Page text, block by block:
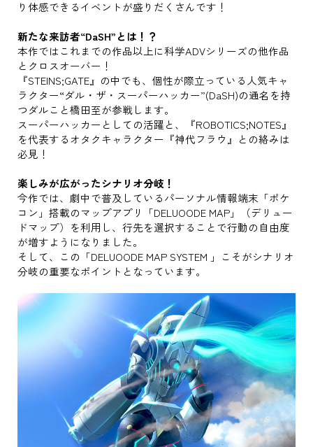
り体感できるイベントが盛りだくさんです！
新たな来訪者“DaSH”とは！？
本作ではこれまでの作品以上に科学ADVシリーズの他作品
とクロスオーバー！
『STEINS;GATE』の中でも、個性が際立っている人気キャ
ラクター“ダル・ザ・スーパーハッカー”(DaSH)の通名を持
つダルこと橋田至が参戦します。
スーパーハッカーとしての活躍と、『ROBOTICS;NOTES』
を代表するオタクキャラクター『神代フラウ』との絡みは
必見！
楽しみが広がったシナリオ分岐！
今作では、劇中で普及しているパーソナル情報端末「ポケ
コン」搭載のマップアプリ「DELUOODE MAP」（デリュー
ドマップ）を利用し、行先を選択することで行動の自由度
が増すようになりました。
そして、この「DELUOODE MAP SYSTEM 」こそがシナリオ
分岐の重要なポイントとなっています。